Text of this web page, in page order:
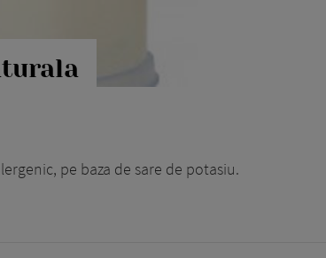
pe baza de sare de potasiu.